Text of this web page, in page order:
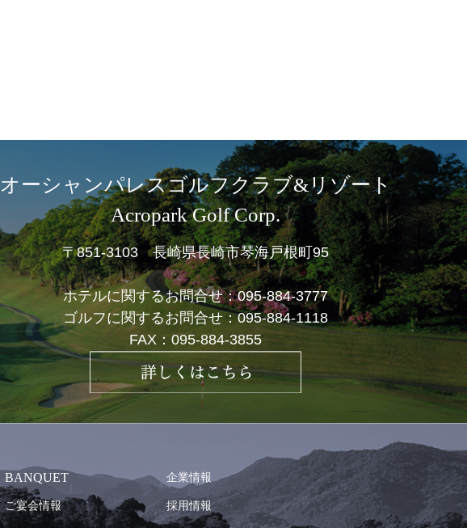
オーシャンパレスゴルフクラブ&リゾート
Acropark Golf Corp.
〒851-3103 長崎県長崎市琴海戸根町95
ホテルに関するお問合せ：095-884-3777
ゴルフに関するお問合せ：095-884-1118
FAX：095-884-3855
BANQUET
ご宴会情報
企業情報
採用情報